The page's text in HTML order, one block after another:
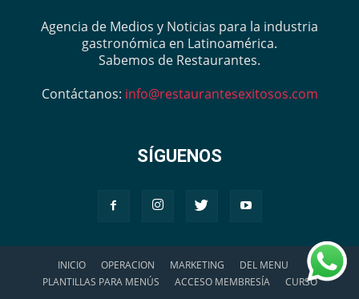
Agencia de Medios y Noticias para la industria
gastronómica en Latinoamérica.
Sabemos de Restaurantes.
Contáctanos: info@restaurantesexitosos.com
SÍGUENOS
INICIO OPERACION MARKETING
DEL MENU
PLANTILLAS PARA MENÚS
ACCESO MEMBRESÍA CURSO